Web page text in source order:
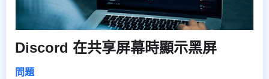
Discord 在共享屏幕時顯示黑屏
問題